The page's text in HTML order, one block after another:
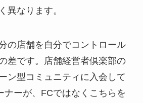
異なります。
の店舗を自分でコントロール
差です。店舗経営者倶楽部の
ン型コミュニティに入会して
ナーが、FCではなくこちらを